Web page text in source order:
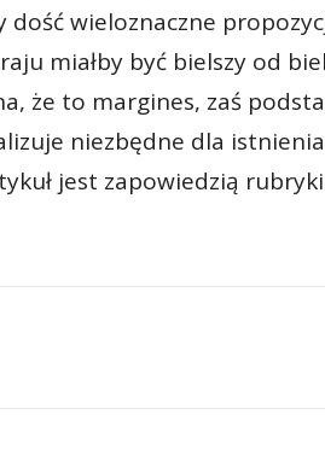
dość wieloznaczne
miałby być bielszy od
że to margines, zaś
niezbędne dla
jest zapowiedzią rubryki